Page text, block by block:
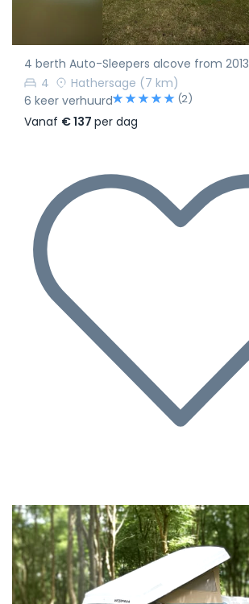
4 berth Auto-Sleepers alcove from 2013
4
Hathersage (7 km)
6 keer verhuurd
(2)
Vanaf € 137 per dag